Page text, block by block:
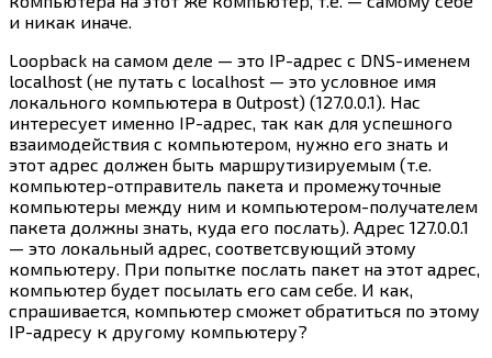
и никак иначе.
Loopback на самом деле — это IP-адрес с DNS-именем
localhost (не путать с localhost — это условное имя
локального компьютера в Outpost) (127.0.0.1). Нас
интересует именно IP-адрес, так как для успешного
взаимодействия с компьютером, нужно его знать и
этот адрес должен быть маршрутизируемым (т.е.
компьютер-отправитель пакета и промежуточные
компьютеры между ним и компьютером-получателем
пакета должны знать, куда его послать). Адрес 127.0.0.1
— это локальный адрес, соответсвующий этому
компьютеру. При попытке послать пакет на этот адрес,
компьютер будет посылать его сам себе. И как,
спрашивается, компьютер сможет обратиться по этому
IP-адресу к другому компьютеру?